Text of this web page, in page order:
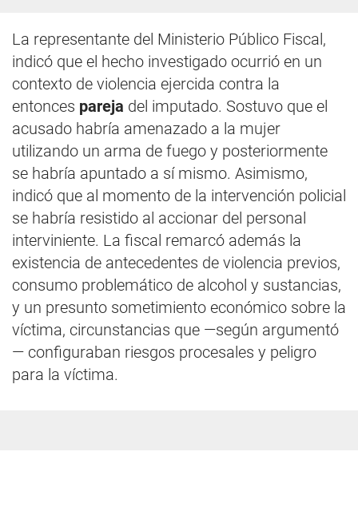
La representante del Ministerio Público Fiscal,
indicó que el hecho investigado ocurrió en un
contexto de violencia ejercida contra la
entonces pareja del imputado. Sostuvo que el
acusado habría amenazado a la mujer
utilizando un arma de fuego y posteriormente
se habría apuntado a sí mismo. Asimismo,
indicó que al momento de la intervención policial
se habría resistido al accionar del personal
interviniente. La fiscal remarcó además la
existencia de antecedentes de violencia previos,
consumo problemático de alcohol y sustancias,
y un presunto sometimiento económico sobre la
víctima, circunstancias que —según argumentó
— configuraban riesgos procesales y peligro
para la víctima.